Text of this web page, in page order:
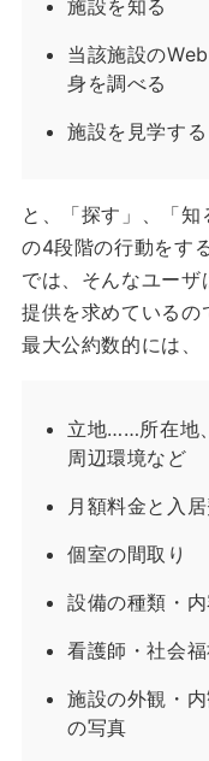
施設を知る
当該施設の
身を調べる
施設を見学する
と、「探す」、「知
の4段階の行動をす
では、そんなユー
提供を求めているの
最大公約数的には、
立地……所在地
周辺環境など
月額料金と入
個室の間取り
設備の種類・
看護師・社会
施設の外観・
の写真